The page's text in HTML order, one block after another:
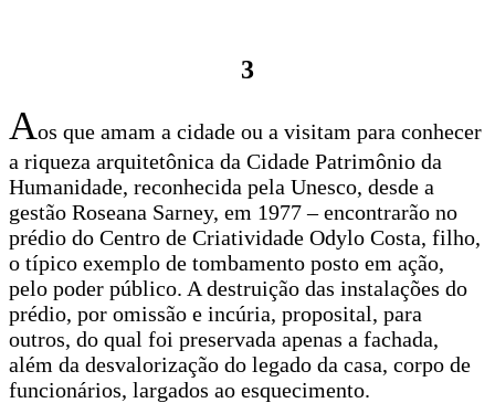
3
Aos que amam a cidade ou a visitam para conhecer
a riqueza arquitetônica da Cidade Patrimônio da
Humanidade, reconhecida pela Unesco, desde a
gestão Roseana Sarney, em 1977 – encontrarão no
prédio do Centro de Criatividade Odylo Costa, filho,
o típico exemplo de tombamento posto em ação,
pelo poder público. A destruição das instalações do
prédio, por omissão e incúria, proposital, para
outros, do qual foi preservada apenas a fachada,
além da desvalorização do legado da casa, corpo de
funcionários, largados ao esquecimento.